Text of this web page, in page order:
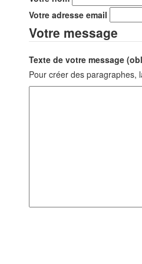
Votre adresse email
Votre message
Texte de votre message
Pour créer des paragraphes,